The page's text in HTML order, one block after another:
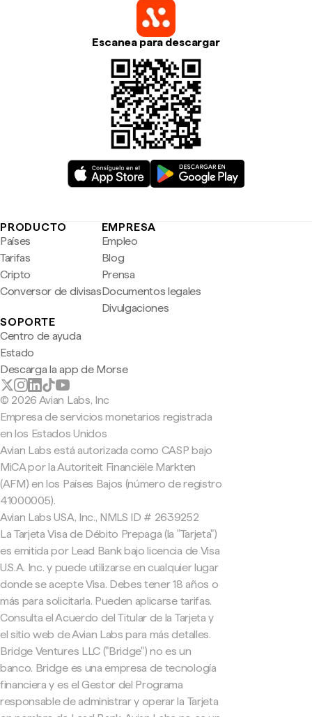
Escanea para descargar
PRODUCTO
Países
Tarifas
Cripto
Conversor de divisas
EMPRESA
Empleo
Blog
Prensa
Documentos legales
Divulgaciones
SOPORTE
Centro de ayuda
Estado
Descarga la app de Morse
© 2026 Avian Labs, Inc
Empresa de servicios monetarios registrada
en los Estados Unidos
Avian Labs está autorizada como CASP bajo
MiCA por la Autoriteit Financiële Markten
(AFM) en los Países Bajos (número de registro
41000005).
Avian Labs USA, Inc., NMLS ID # 2639252
La Tarjeta Visa de Débito Prepaga (la "Tarjeta")
es emitida por Lead Bank bajo licencia de Visa
U.S.A. Inc. y puede utilizarse en cualquier lugar
donde se acepte Visa. Debes tener 18 años o
más para solicitarla. Pueden aplicarse tarifas.
Consulta el Acuerdo del Titular de la Tarjeta y
el sitio web de Avian Labs para más detalles.
Bridge Ventures LLC ("Bridge") no es un
banco. Bridge es una empresa de tecnología
financiera y es el Gestor del Programa
responsable de administrar y operar la Tarjeta